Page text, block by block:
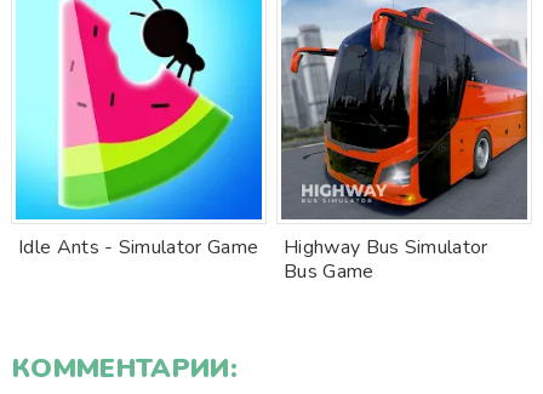
Idle Ants - Simulator Game
Highway Bus Simulator
Bus Game
КОММЕНТАРИИ: